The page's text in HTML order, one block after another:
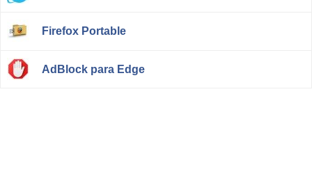
Firefox Portable
AdBlock para Edge